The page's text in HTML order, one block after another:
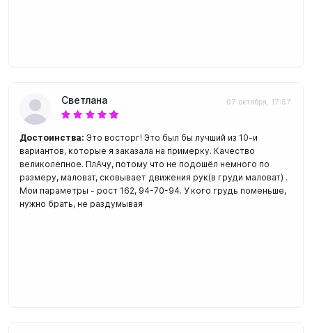
Светлана 07 октября, 17:57
Достоинства: Это восторг! Это был бы лучший из 10-и
вариантов, которые я заказала на примерку. Качество
великолепное. ПлАчу, потому что не подошёл немного по
размеру, маловат, сковывает движения рук(в груди маловат) .
Мои параметры - рост 162, 94-70-94. У кого грудь поменьше,
нужно брать, не раздумывая